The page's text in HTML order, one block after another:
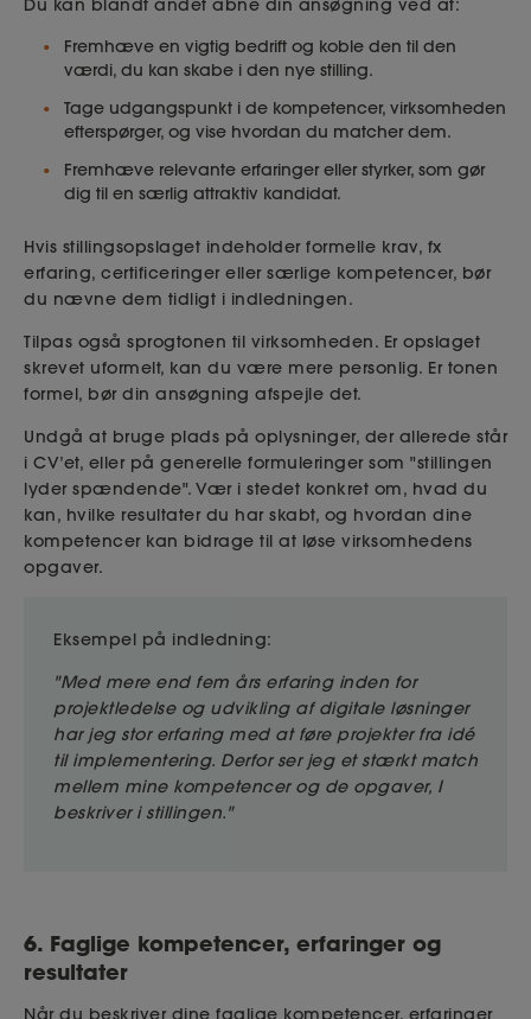
Du kan blandt andet åbne din ansøgning ved at:
Fremhæve en vigtig bedrift og koble den til den
værdi, du kan skabe i den nye stilling.
Tage udgangspunkt i de kompetencer, virksomheden
efterspørger, og vise hvordan du matcher dem.
Fremhæve relevante erfaringer eller styrker, som gør
dig til en særlig attraktiv kandidat.
Hvis stillingsopslaget indeholder formelle krav, fx
erfaring, certificeringer eller særlige kompetencer, bør
du nævne dem tidligt i indledningen.
Tilpas også sprogtonen til virksomheden. Er opslaget
skrevet uformelt, kan du være mere personlig. Er tonen
formel, bør din ansøgning afspejle det.
Undgå at bruge plads på oplysninger, der allerede står
i CV’et, eller på generelle formuleringer som "stillingen
lyder spændende". Vær i stedet konkret om, hvad du
kan, hvilke resultater du har skabt, og hvordan dine
kompetencer kan bidrage til at løse virksomhedens
opgaver.
Eksempel på indledning:
"Med mere end fem års erfaring inden for
projektledelse og udvikling af digitale løsninger
har jeg stor erfaring med at føre projekter fra idé
til implementering. Derfor ser jeg et stærkt match
mellem mine kompetencer og de opgaver, I
beskriver i stillingen."
6. Faglige kompetencer, erfaringer og
resultater
Når du beskriver dine faglige kompetencer, erfaringer